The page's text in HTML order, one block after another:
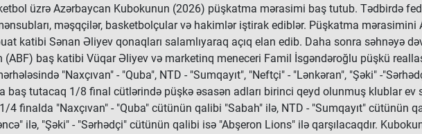
üzrə Azərbaycan Kubokunun (2026) püşkatma mərasimi baş tutub. Tədbirdə
məşqçilər, basketbolçular və hakimlər iştirak ediblər. Püşkatma mərasimini
katibi Sənan Əliyev qonaqları salamlıyaraq açıq elan edib. Daha sonra səhnəyə
(ABF) baş katibi Vüqar Əliyev və marketinq meneceri Famil İsgəndəroğlu püşkü
"Naxçıvan" - "Quba", NTD - "Sumqayıt", "Neftçi" - "Lənkəran", "Şəki" -
baş tutacaq 1/8 final cütlərində püşkə əsasən adları birinci qeyd olunmuş klublar ev
finalda "Naxçıvan" - "Quba" cütünün qalibi "Sabah" ilə, NTD - "Sumqayıt" cütünün
ilə, "Şəki" - "Sərhədçi" cütünün qalibi isə "Abşeron Lions" ilə qarşılacaqdır.